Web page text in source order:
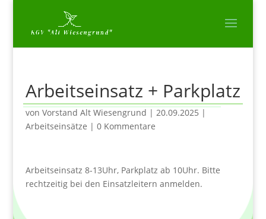
Arbeitseinsatz + Parkplatz
von Vorstand Alt Wiesengrund | 20.09.2025 |
Arbeitseinsätze | 0 Kommentare
Arbeitseinsatz 8-13Uhr, Parkplatz ab 10Uhr. Bitte
rechtzeitig bei den Einsatzleitern anmelden.